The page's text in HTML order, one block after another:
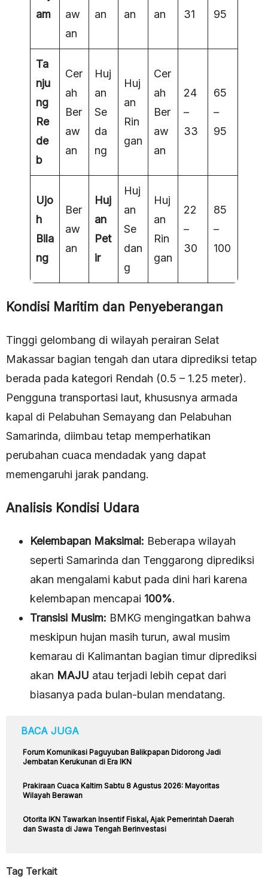
am
aw
an
an
an
an
31
95
Ta
nju
ng
Re
de
b
Cer
ah
Ber
aw
an
Huj
an
Se
da
ng
Huj
an
Rin
gan
Cer
ah
Ber
aw
an
24
–
33
65
–
95
Ujo
h
Bila
ng
Ber
aw
an
Huj
an
Pet
ir
Huj
an
Se
dan
g
Huj
an
Rin
gan
22
–
30
85
–
100
Kondisi Maritim dan Penyeberangan
Tinggi gelombang di wilayah perairan Selat
Makassar bagian tengah dan utara diprediksi tetap
berada pada kategori Rendah (0.5 – 1.25 meter).
Pengguna transportasi laut, khususnya armada
kapal di Pelabuhan Semayang dan Pelabuhan
Samarinda, diimbau tetap memperhatikan
perubahan cuaca mendadak yang dapat
memengaruhi jarak pandang.
Analisis Kondisi Udara
Kelembapan Maksimal: Beberapa wilayah
seperti Samarinda dan Tenggarong diprediksi
akan mengalami kabut pada dini hari karena
kelembapan mencapai 100%.
Transisi Musim: BMKG mengingatkan bahwa
meskipun hujan masih turun, awal musim
kemarau di Kalimantan bagian timur diprediksi
akan MAJU atau terjadi lebih cepat dari
biasanya pada bulan-bulan mendatang.
BACA JUGA
Forum Komunikasi Paguyuban Balikpapan Didorong Jadi
Jembatan Kerukunan di Era IKN
Prakiraan Cuaca Kaltim Sabtu 8 Agustus 2026: Mayoritas
Wilayah Berawan
Otorita IKN Tawarkan Insentif Fiskal, Ajak Pemerintah Daerah
dan Swasta di Jawa Tengah Berinvestasi
Tag Terkait